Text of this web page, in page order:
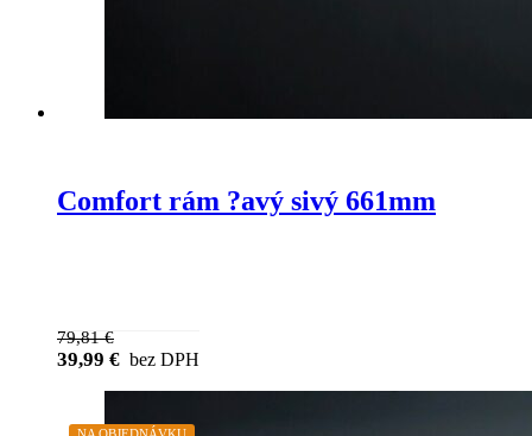
Comfort rám ?avý sivý 661mm
79,81€
39,99 € bez DPH